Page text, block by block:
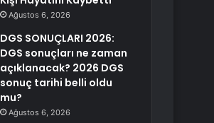
Ağustos 6, 2026
DGS SONUÇLARI 2026:
DGS sonuçları ne zaman
açıklanacak? 2026 DGS
sonuç tarihi belli oldu
mu?
Ağustos 6, 2026